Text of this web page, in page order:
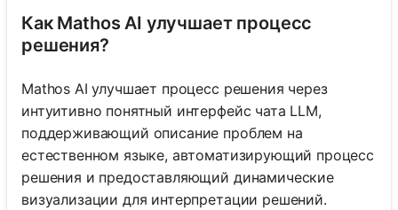
Как Mathos AI улучшает процесс
решения?
Mathos AI улучшает процесс решения через
интуитивно понятный интерфейс чата LLM,
поддерживающий описание проблем на
естественном языке, автоматизирующий процесс
решения и предоставляющий динамические
визуализации для интерпретации решений.